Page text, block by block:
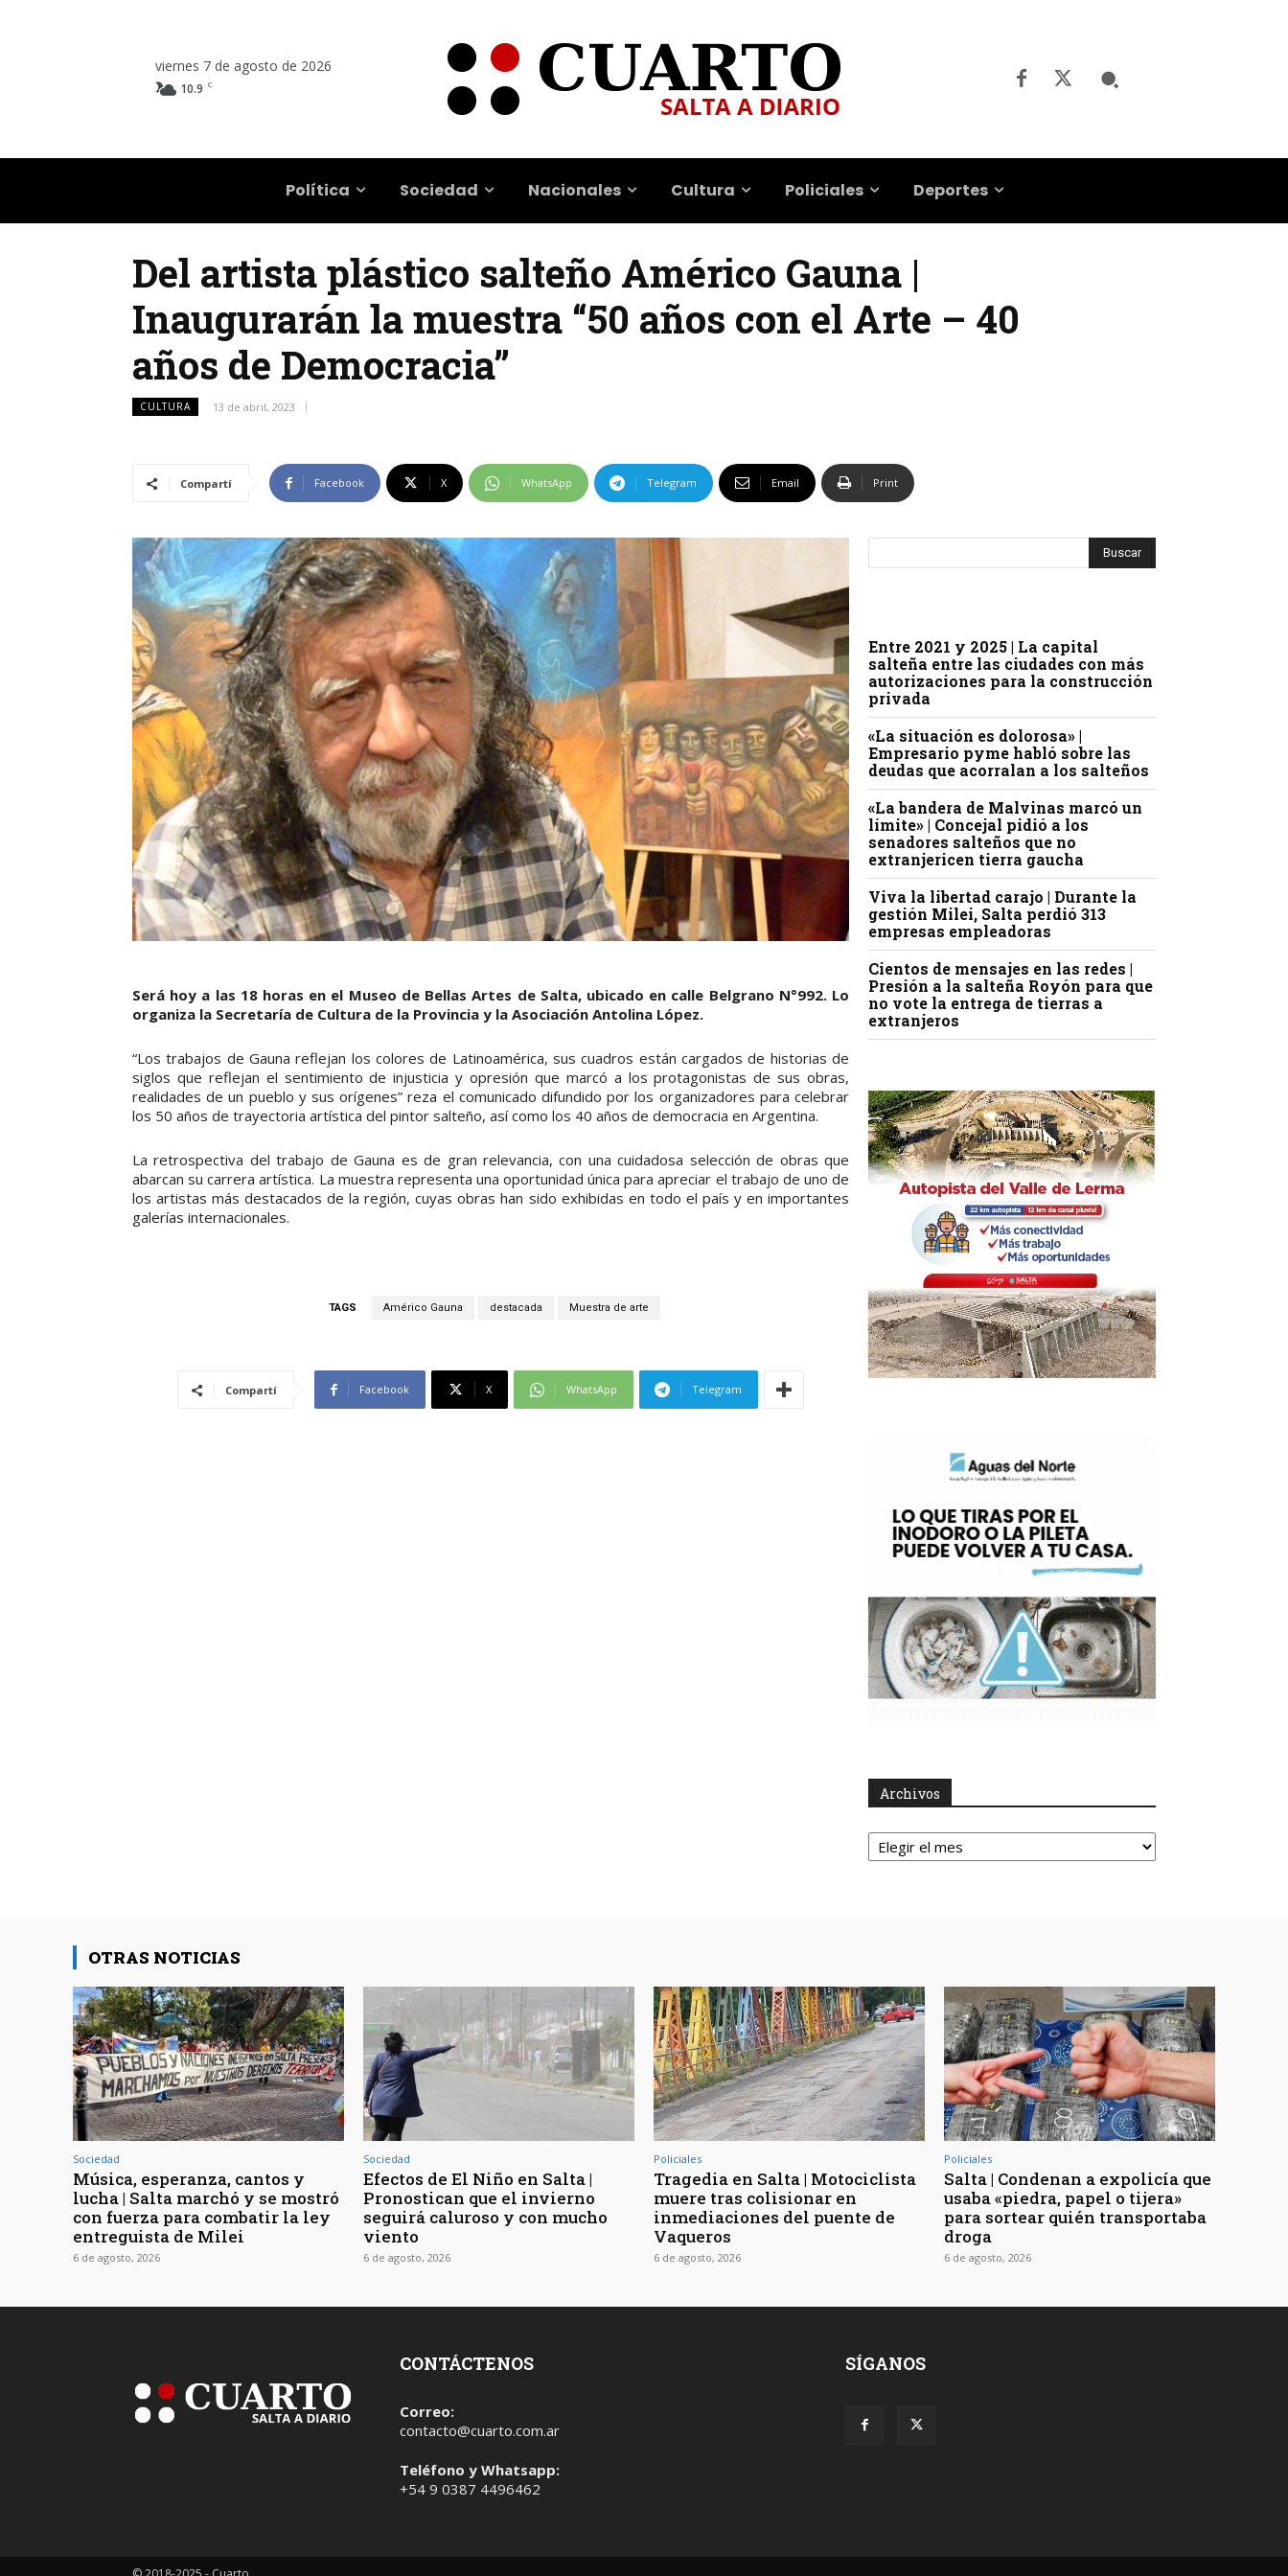
viernes 7 de agosto de 2026
10.9 C
Política Sociedad Nacionales Cultura Policiales Deportes
Del artista plástico salteño Américo Gauna |
Inaugurarán la muestra “50 años con el Arte – 40
años de Democracia”
CULTURA 13 de abril, 2023
Compartí Facebook X WhatsApp Telegram Email Print
Será hoy a las 18 horas en el Museo de Bellas Artes de Salta, ubicado en calle Belgrano N°992. Lo
organiza la Secretaría de Cultura de la Provincia y la Asociación Antolina López.
“Los trabajos de Gauna reflejan los colores de Latinoamérica, sus cuadros están cargados de historias de
siglos que reflejan el sentimiento de injusticia y opresión que marcó a los protagonistas de sus obras,
realidades de un pueblo y sus orígenes” reza el comunicado difundido por los organizadores para celebrar
los 50 años de trayectoria artística del pintor salteño, así como los 40 años de democracia en Argentina.
La retrospectiva del trabajo de Gauna es de gran relevancia, con una cuidadosa selección de obras que
abarcan su carrera artística. La muestra representa una oportunidad única para apreciar el trabajo de uno de
los artistas más destacados de la región, cuyas obras han sido exhibidas en todo el país y en importantes
galerías internacionales.
TAGS Américo Gauna destacada Muestra de arte
Compartí Facebook X WhatsApp Telegram
Entre 2021 y 2025 | La capital
salteña entre las ciudades con más
autorizaciones para la construcción
privada
«La situación es dolorosa» |
Empresario pyme habló sobre las
deudas que acorralan a los salteños
«La bandera de Malvinas marcó un
límite» | Concejal pidió a los
senadores salteños que no
extranjericen tierra gaucha
Viva la libertad carajo | Durante la
gestión Milei, Salta perdió 313
empresas empleadoras
Cientos de mensajes en las redes |
Presión a la salteña Royón para que
no vote la entrega de tierras a
extranjeros
Archivos
Archivos
OTRAS NOTICIAS
Sociedad
Música, esperanza, cantos y
lucha | Salta marchó y se mostró
con fuerza para combatir la ley
entreguista de Milei
6 de agosto, 2026
Sociedad
Efectos de El Niño en Salta |
Pronostican que el invierno
seguirá caluroso y con mucho
viento
6 de agosto, 2026
Policiales
Tragedia en Salta | Motociclista
muere tras colisionar en
inmediaciones del puente de
Vaqueros
6 de agosto, 2026
Policiales
Salta | Condenan a expolicía que
usaba «piedra, papel o tijera»
para sortear quién transportaba
droga
6 de agosto, 2026
CONTÁCTENOS
Correo:
contacto@cuarto.com.ar
Teléfono y Whatsapp:
+54 9 0387 4496462
SÍGANOS